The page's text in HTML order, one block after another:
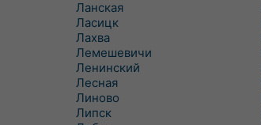
Ланская
Ласицк
Лахва
Лемешевичи
Ленинский
Лесная
Линово
Липск